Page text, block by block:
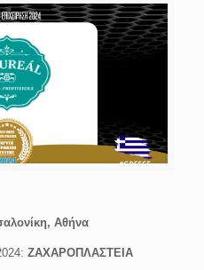
Αθήνα
ΖΑΧΑΡΟΠΛΑΣΤΕΙA